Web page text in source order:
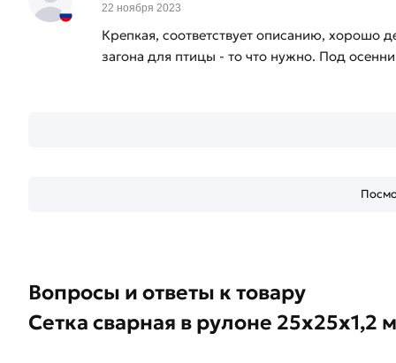
22 ноября 2023
Крепкая, соответствует описанию, хорошо
загона для птицы - то что нужно. Под
Вопросы и ответы к товару
Сетка сварная в рулоне 25х25х1,2